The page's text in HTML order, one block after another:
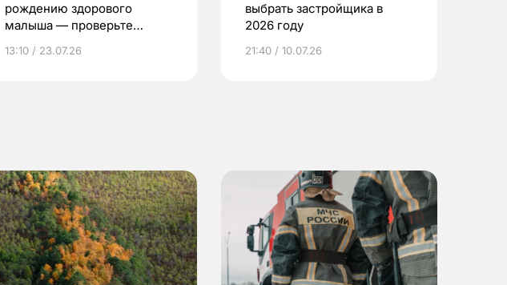
рождению здорового
малыша — проверьте
по ОМС!
13:10 / 23.07.26
выбрать застройщика в
2026 году
21:40 / 10.07.26